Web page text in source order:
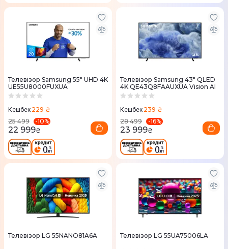
Телевізор Samsung 55" UHD 4K
UE55U8000FUXUA
Кешбек 229 ₴
25 499
-10%
22 999₴
Телевізор Samsung 43" QLED
4K QE43Q8FAAUXUA Vision AI
Кешбек 239 ₴
28 499
-16%
23 999₴
Телевізор LG 55NANO81A6A Телевізор LG 55UA75006LA